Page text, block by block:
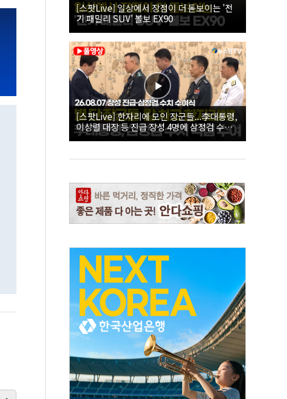
[스팟Live] 일상에서 장점이 더 돋보이는 '전
기 패밀리 SUV' 볼보 EX90
[스팟Live] 한자리에 모인 장군들...李대통령,
이상렬 대장 등 진급 장성 4명에 삼정검 수치
직접 수여｜26.08.07 장성 진급·삼정검 수치